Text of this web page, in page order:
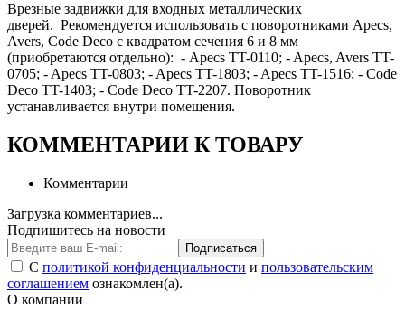
Врезные задвижки для входных металлических
дверей. Рекомендуется использовать с поворотниками Apecs,
Avers, Code Deco с квадратом сечения 6 и 8 мм
(приобретаются отдельно): - Apecs TT-0110; - Apecs, Avers TT-
0705; - Apecs TT-0803; - Apecs TT-1803; - Apecs TT-1516; - Code
Deco TT-1403; - Code Deco TT-2207. Поворотник
устанавливается внутри помещения.
КОММЕНТАРИИ К ТОВАРУ
Комментарии
Загрузка комментариев...
Подпишитесь на новости
Подписаться
С политикой конфиденциальности и пользовательским
соглашением ознакомлен(а).
О компании